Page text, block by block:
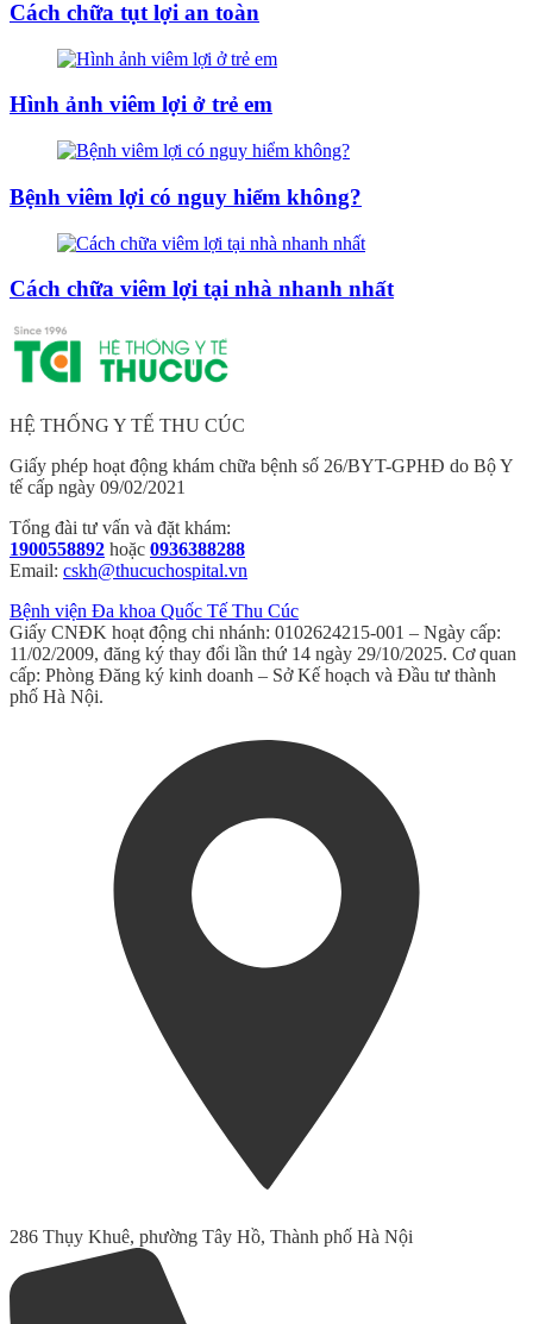
Cách chữa tụt lợi an toàn
Hình ảnh viêm lợi ở trẻ em
Bệnh viêm lợi có nguy hiểm không?
Cách chữa viêm lợi tại nhà nhanh nhất
HỆ THỐNG Y TẾ THU CÚC
Giấy phép hoạt động khám chữa bệnh số 26/BYT-GPHĐ do Bộ Y
tế cấp ngày 09/02/2021
Tổng đài tư vấn và đặt khám:
1900558892 hoặc 0936388288
Email: cskh@thucuchospital.vn
Bệnh viện Đa khoa Quốc Tế Thu Cúc
Giấy CNĐK hoạt động chi nhánh: 0102624215-001 – Ngày cấp:
11/02/2009, đăng ký thay đổi lần thứ 14 ngày 29/10/2025. Cơ quan
cấp: Phòng Đăng ký kinh doanh – Sở Kế hoạch và Đầu tư thành
phố Hà Nội.
286 Thụy Khuê, phường Tây Hồ, Thành phố Hà Nội